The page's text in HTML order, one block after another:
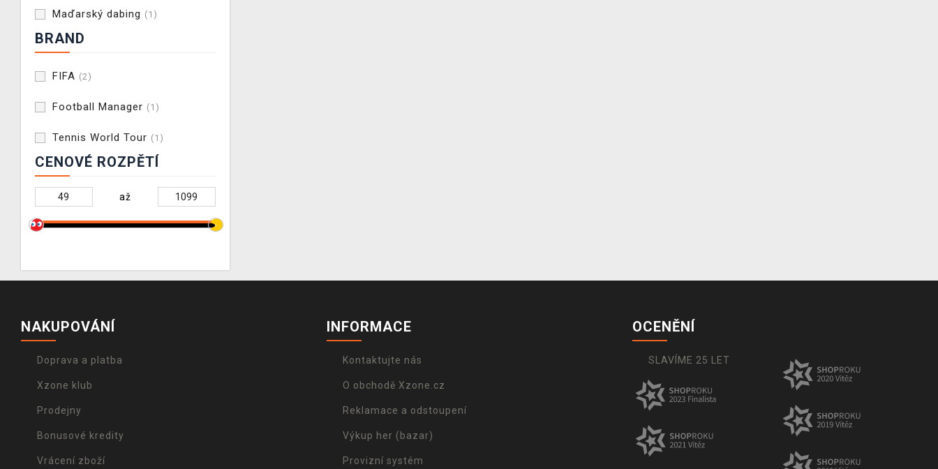
Maďarský dabing (1)
BRAND
FIFA (2)
Football Manager (1)
Tennis World Tour (1)
CENOVÉ ROZPĚTÍ
až
NAKUPOVÁNÍ
Doprava a platba
Xzone klub
Prodejny
Bonusové kredity
Vrácení zboží
INFORMACE
Kontaktujte nás
O obchodě Xzone.cz
Reklamace a odstoupení
Výkup her (bazar)
Provizní systém
OCENĚNÍ
SLAVÍME 25 LET